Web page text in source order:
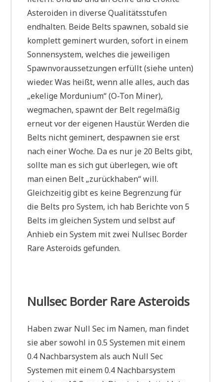
Asteroiden in diverse Qualitätsstufen
endhalten. Beide Belts spawnen, sobald sie
komplett geminert wurden, sofort in einem
Sonnensystem, welches die jeweiligen
Spawnvoraussetzungen erfüllt (siehe unten)
wieder. Was heißt, wenn alle alles, auch das
„ekelige Mordunium“ (O-Ton Miner),
wegmachen, spawnt der Belt regelmäßig
erneut vor der eigenen Haustür. Werden die
Belts nicht geminert, despawnen sie erst
nach einer Woche. Da es nur je 20 Belts gibt,
sollte man es sich gut überlegen, wie oft
man einen Belt „zurückhaben“ will.
Gleichzeitig gibt es keine Begrenzung für
die Belts pro System, ich hab Berichte von 5
Belts im gleichen System und selbst auf
Anhieb ein System mit zwei Nullsec Border
Rare Asteroids gefunden.
Nullsec Border Rare Asteroids
Haben zwar Null Sec im Namen, man findet
sie aber sowohl in 0.5 Systemen mit einem
0.4 Nachbarsystem als auch Null Sec
Systemen mit einem 0.4 Nachbarsystem